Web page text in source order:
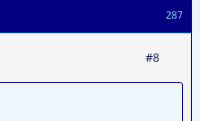
287
#8